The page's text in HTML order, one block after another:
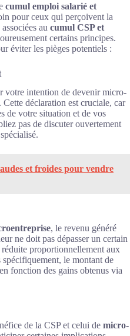
cumul emploi salarié et
pour ceux qui perçoivent la
au cumul CSP et
certains principes.
éviter les pièges potentiels :
votre intention de devenir micro-
. Cette déclaration est cruciale, car
de votre situation et de vos
pas de discuter ouvertement
et froides pour vendre
, le revenu généré
ne doit pas dépasser un certain
réduite proportionnellement aux
le montant de
fonction des gains obtenus via
de la CSP et celui de micro-